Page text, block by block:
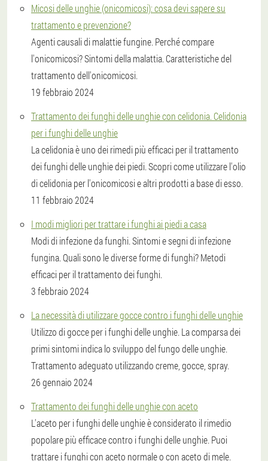
Micosi delle unghie (onicomicosi): cosa devi sapere su
trattamento e prevenzione?
Agenti causali di malattie fungine. Perché compare
l'onicomicosi? Sintomi della malattia. Caratteristiche del
trattamento dell'onicomicosi.
19 febbraio 2024
Trattamento dei funghi delle unghie con celidonia. Celidonia
per i funghi delle unghie
La celidonia è uno dei rimedi più efficaci per il trattamento
dei funghi delle unghie dei piedi. Scopri come utilizzare l'olio
di celidonia per l'onicomicosi e altri prodotti a base di esso.
11 febbraio 2024
I modi migliori per trattare i funghi ai piedi a casa
Modi di infezione da funghi. Sintomi e segni di infezione
fungina. Quali sono le diverse forme di funghi? Metodi
efficaci per il trattamento dei funghi.
3 febbraio 2024
La necessità di utilizzare gocce contro i funghi delle unghie
Utilizzo di gocce per i funghi delle unghie. La comparsa dei
primi sintomi indica lo sviluppo del fungo delle unghie.
Trattamento adeguato utilizzando creme, gocce, spray.
26 gennaio 2024
Trattamento dei funghi delle unghie con aceto
L'aceto per i funghi delle unghie è considerato il rimedio
popolare più efficace contro i funghi delle unghie. Puoi
trattare i funghi con aceto normale o con aceto di mele.